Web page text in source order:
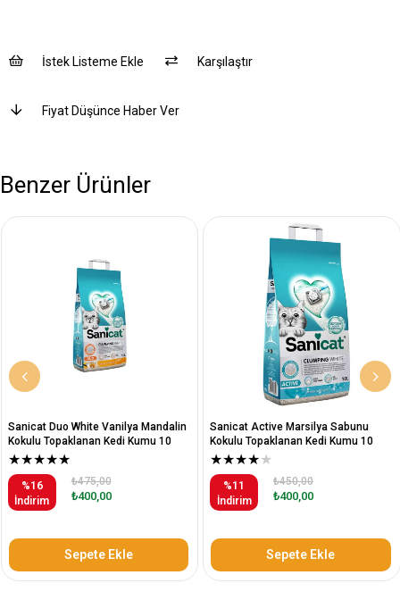
İstek Listeme Ekle Karşılaştır
Fiyat Düşünce Haber Ver
Benzer Ürünler
Sanicat Duo White Vanilya Mandalin
Kokulu Topaklanan Kedi Kumu 10
Litre
★★★★★
%16
İndirim
₺400,00
₺475,00
Sepete Ekle
Sanicat Active Marsilya Sabunu
Kokulu Topaklanan Kedi Kumu 10
Litre
★★★★★
%11
İndirim
₺400,00
₺450,00
Sepete Ekle